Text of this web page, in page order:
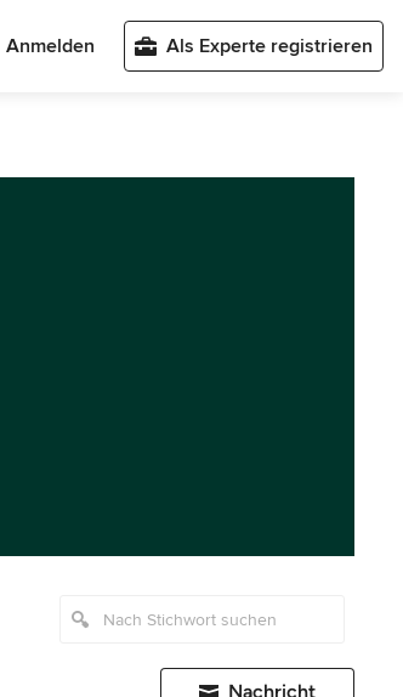
Anmelden Als Experte registrieren
Nachricht